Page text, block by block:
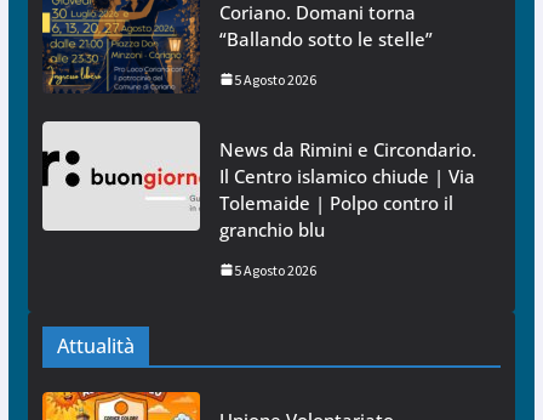
Coriano. Domani torna
“Ballando sotto le stelle”
5 Agosto 2026
News da Rimini e Circondario.
Il Centro islamico chiude | Via
Tolemaide | Polpo contro il
granchio blu
5 Agosto 2026
Attualità